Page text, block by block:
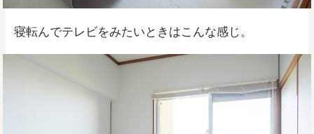
寝転んでテレビをみたいときはこんな感じ。